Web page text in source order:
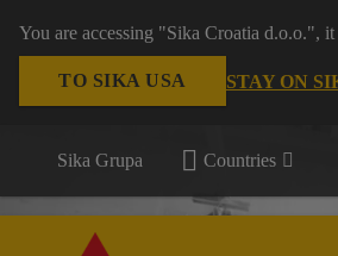
You are accessing "Sika Croatia d.o.o.",
TO SIKA USA STAY ON
Sika Grupa Countries